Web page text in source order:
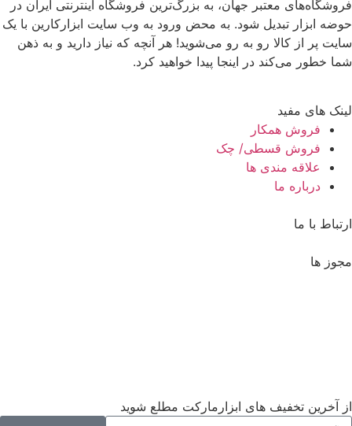
فروشگاه‌های معتبر جهان، به بزرگ‌ترین فروشگاه اینترنتی ایران در
حوضه ابزار تبدیل شود. به محض ورود به وب سایت ابزارکارین با یک
سایت پر از کالا رو به رو می‌شوید! هر آنچه که نیاز دارید و به ذهن
شما خطور می‌کند در اینجا پیدا خواهید کرد.
لینک های مفید
فروش همکار
فروش قسطی/ چک
علاقه مندی ها
درباره ما
ارتباط با ما
مجوز ها
از آخرین تخفیف های ابزارمارکت مطلع شوید